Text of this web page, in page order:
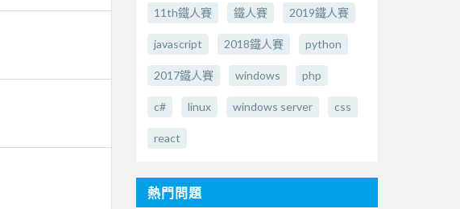
11th鐵人賽 鐵人賽 2019鐵人賽
javascript 2018鐵人賽 python
2017鐵人賽 windows php
c# linux windows server css
react
熱門問題